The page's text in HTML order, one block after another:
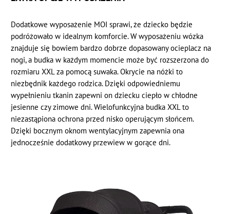
Dodatkowe wyposażenie MOI sprawi, że dziecko będzie
podróżowało w idealnym komforcie. W wyposażeniu wózka
znajduje się bowiem bardzo dobrze dopasowany ocieplacz na
nogi, a budka w każdym momencie może być rozszerzona do
rozmiaru XXL za pomocą suwaka. Okrycie na nóżki to
niezbędnik każdego rodzica. Dzięki odpowiedniemu
wypełnieniu tkanin zapewni on dziecku ciepło w chłodne
jesienne czy zimowe dni. Wielofunkcyjna budka XXL to
niezastąpiona ochrona przed nisko operującym słońcem.
Dzięki bocznym oknom wentylacyjnym zapewnia ona
jednocześnie dodatkowy przewiew w gorące dni.